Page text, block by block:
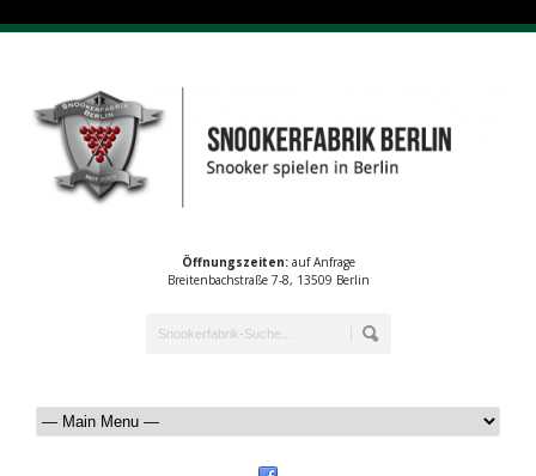
Öffnungszeiten:auf Anfrage
Breitenbachstraße 7-8, 13509 Berlin